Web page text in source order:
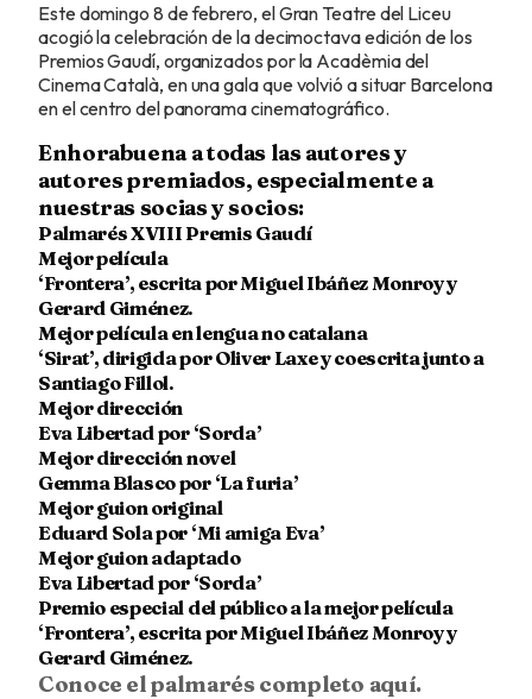
Este domingo 8 de febrero, el Gran Teatre del Liceu
acogió la celebración de la decimoctava edición de los
Premios Gaudí, organizados por la Acadèmia del
Cinema Català, en una gala que volvió a situar Barcelona
en el centro del panorama cinematográfico.
Enhorabuena a todas las autores y
autores premiados, especialmente a
nuestras socias y socios:
Palmarés XVIII Premis Gaudí
Mejor película
‘Frontera’, escrita por Miguel Ibáñez Monroy y
Gerard Giménez.
Mejor película en lengua no catalana
‘Sirat’, dirigida por Oliver Laxe y coescrita junto a
Santiago Fillol.
Mejor dirección
Eva Libertad por ‘Sorda’
Mejor dirección novel
Gemma Blasco por ‘La furia’
Mejor guion original
Eduard Sola por ‘Mi amiga Eva’
Mejor guion adaptado
Eva Libertad por ‘Sorda’
Premio especial del público a la mejor película
‘Frontera’, escrita por Miguel Ibáñez Monroy y
Gerard Giménez.
Conoce el palmarés completo aquí.